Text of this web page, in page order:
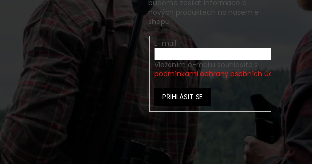
budeme zasílat informace o
nových produktech na našem e-
shopu.
E-mail
Vložením e-mailu souhlasíte s
podmínkami ochrany osobních údajů
PŘIHLÁSIT SE